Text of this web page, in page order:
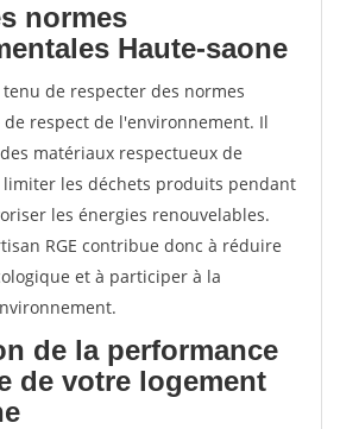
normes
Haute-saone
tenu de respecter des normes
respect de l'environnement. Il
matériaux respectueux de
les déchets produits pendant
les énergies renouvelables.
RGE contribue donc à réduire
et à participer à la
de la performance
de votre logement